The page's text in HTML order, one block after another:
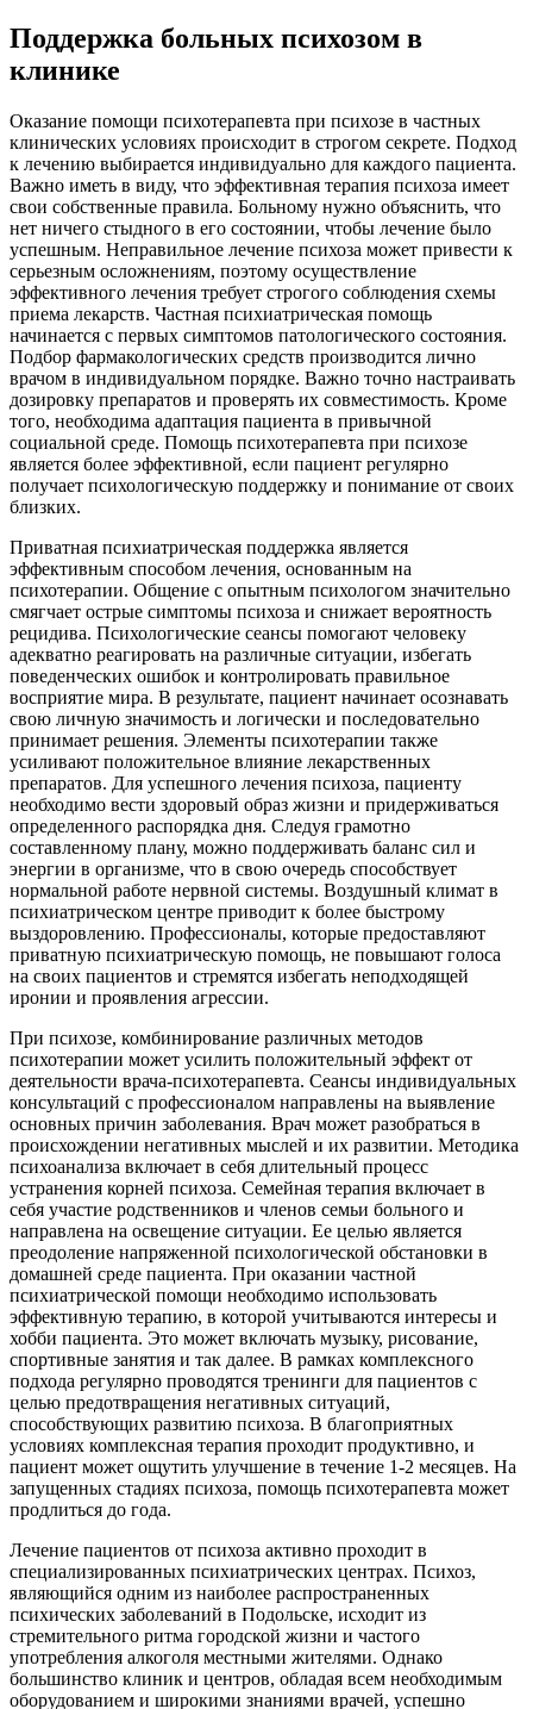
Поддержка больных психозом в
клинике
Оказание помощи психотерапевта при психозе в частных
клинических условиях происходит в строгом секрете. Подход
к лечению выбирается индивидуально для каждого пациента.
Важно иметь в виду, что эффективная терапия психоза имеет
свои собственные правила. Больному нужно объяснить, что
нет ничего стыдного в его состоянии, чтобы лечение было
успешным. Неправильное лечение психоза может привести к
серьезным осложнениям, поэтому осуществление
эффективного лечения требует строгого соблюдения схемы
приема лекарств. Частная психиатрическая помощь
начинается с первых симптомов патологического состояния.
Подбор фармакологических средств производится лично
врачом в индивидуальном порядке. Важно точно настраивать
дозировку препаратов и проверять их совместимость. Кроме
того, необходима адаптация пациента в привычной
социальной среде. Помощь психотерапевта при психозе
является более эффективной, если пациент регулярно
получает психологическую поддержку и понимание от своих
близких.
Приватная психиатрическая поддержка является
эффективным способом лечения, основанным на
психотерапии. Общение с опытным психологом значительно
смягчает острые симптомы психоза и снижает вероятность
рецидива. Психологические сеансы помогают человеку
адекватно реагировать на различные ситуации, избегать
поведенческих ошибок и контролировать правильное
восприятие мира. В результате, пациент начинает осознавать
свою личную значимость и логически и последовательно
принимает решения. Элементы психотерапии также
усиливают положительное влияние лекарственных
препаратов. Для успешного лечения психоза, пациенту
необходимо вести здоровый образ жизни и придерживаться
определенного распорядка дня. Следуя грамотно
составленному плану, можно поддерживать баланс сил и
энергии в организме, что в свою очередь способствует
нормальной работе нервной системы. Воздушный климат в
психиатрическом центре приводит к более быстрому
выздоровлению. Профессионалы, которые предоставляют
приватную психиатрическую помощь, не повышают голоса
на своих пациентов и стремятся избегать неподходящей
иронии и проявления агрессии.
При психозе, комбинирование различных методов
психотерапии может усилить положительный эффект от
деятельности врача-психотерапевта. Сеансы индивидуальных
консультаций с профессионалом направлены на выявление
основных причин заболевания. Врач может разобраться в
происхождении негативных мыслей и их развитии. Методика
психоанализа включает в себя длительный процесс
устранения корней психоза. Семейная терапия включает в
себя участие родственников и членов семьи больного и
направлена на освещение ситуации. Ее целью является
преодоление напряженной психологической обстановки в
домашней среде пациента. При оказании частной
психиатрической помощи необходимо использовать
эффективную терапию, в которой учитываются интересы и
хобби пациента. Это может включать музыку, рисование,
спортивные занятия и так далее. В рамках комплексного
подхода регулярно проводятся тренинги для пациентов с
целью предотвращения негативных ситуаций,
способствующих развитию психоза. В благоприятных
условиях комплексная терапия проходит продуктивно, и
пациент может ощутить улучшение в течение 1-2 месяцев. На
запущенных стадиях психоза, помощь психотерапевта может
продлиться до года.
Лечение пациентов от психоза активно проходит в
специализированных психиатрических центрах. Психоз,
являющийся одним из наиболее распространенных
психических заболеваний в Подольске, исходит из
стремительного ритма городской жизни и частого
употребления алкоголя местными жителями. Однако
большинство клиник и центров, обладая всем необходимым
оборудованием и широкими знаниями врачей, успешно